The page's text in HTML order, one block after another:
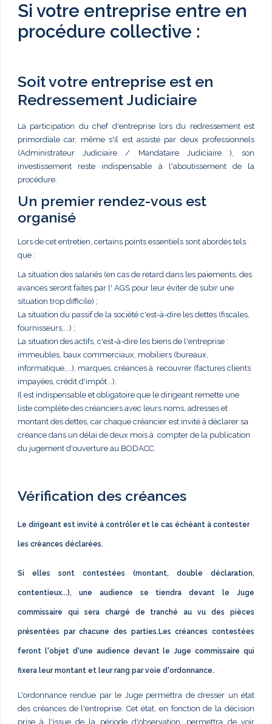
Si votre entreprise entre en
procédure collective :
Soit votre entreprise est en
Redressement Judiciaire
La participation du chef d'entreprise lors du redressement est
primordiale car, même s'il est assisté par deux professionnels
(Administrateur Judiciaire / Mandataire Judiciaire ), son
investissement reste indispensable à l'aboutissement de la
procédure.
Un premier rendez-vous est
organisé
Lors de cet entretien, certains points essentiels sont abordés tels
que :
La situation des salariés (en cas de retard dans les paiements, des
avances seront faites par l' AGS pour leur éviter de subir une
situation trop difficile) ;
La situation du passif de la société c'est-à-dire les dettes (fiscales,
fournisseurs,...) ;
La situation des actifs, c'est-à-dire les biens de l'entreprise :
immeubles, baux commerciaux, mobiliers (bureaux,
informatique,...), marques, créances à recouvrer (factures clients
impayées, crédit d'impôt...).
Il est indispensable et obligatoire que le dirigeant remette une
liste complète des créanciers avec leurs noms, adresses et
montant des dettes, car chaque créancier est invité à déclarer sa
créance dans un délai de deux mois à compter de la publication
du jugement d'ouverture au BODACC.
Vérification des créances
Le dirigeant est invité à contrôler et le cas échéant à contester
les créances déclarées.
Si elles sont contestées (montant, double déclaration,
contentieux...), une audience se tiendra devant le Juge
commissaire qui sera chargé de tranché au vu des pièces
présentées par chacune des parties.Les créances contestées
feront l'objet d'une audience devant le Juge commissaire qui
fixera leur montant et leur rang par voie d'ordonnance.
L'ordonnance rendue par le Juge permettra de dresser un état
des créances de l'entreprise. Cet état, en fonction de la décision
prise à l'issue de la période d'observation, permettra de voir